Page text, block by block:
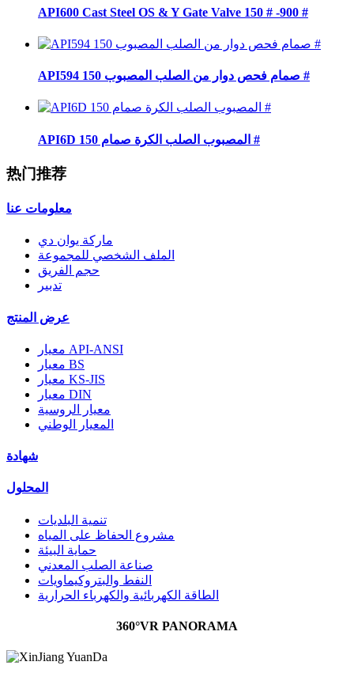
API600 Cast Steel OS & Y Gate Valve 150 # -900 #
API594 صمام فحص دوار من الصلب المصبوب 150 #
API6D المصبوب الصلب الكرة صمام 150 #
热门推荐
معلومات عنا
ماركة يوان دي
الملف الشخصي للمجموعة
حجم الفريق
تدبير
عرض المنتج
معيار API-ANSI
معيار BS
معيار KS-JIS
معيار DIN
معيار الروسية
المعيار الوطني
شهادة
المحلول
تنمية البلديات
مشروع الحفاظ على المياه
حماية البيئة
صناعة الصلب المعدني
النفط والبتروكيماويات
الطاقة الكهربائية والكهرباء الحرارية
360°VR PANORAMA